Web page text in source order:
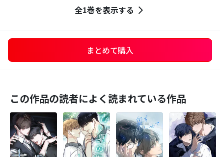
全1巻を表示する
まとめて購入
この作品の読者によく読まれている作品